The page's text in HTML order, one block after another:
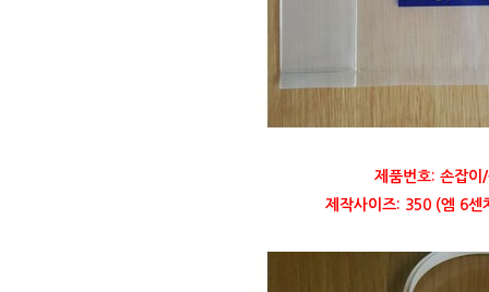
제품번호: 손잡이
제작사이즈: 350 (엠 6센